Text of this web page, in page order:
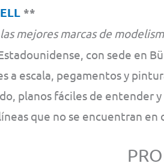
**
mejores marcas de
con sede en
a escala, pegamentos y
planos fáciles de entender
que no se encuentran en